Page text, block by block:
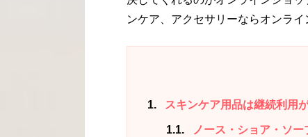
ンケア、アクセサリーならオンラ
1 スキンケア用品は継続利用
1.1 ノース・ショア・ソ